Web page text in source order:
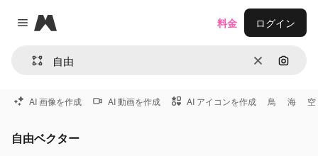
Close menu
Magnific
消去 画像で
料金 ログイン
AI 画像を作成 AI 動画を作成 AI アイコンを作成 鳥 海 空
自由ベクター